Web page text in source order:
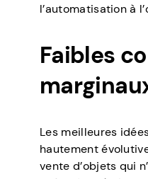
l’automatisation à
Faibles
Les meilleures
hautement
vente d’objets qui